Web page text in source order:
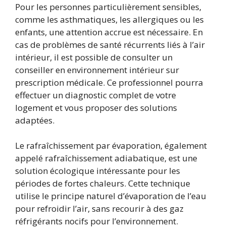
Pour les personnes particulièrement sensibles,
comme les asthmatiques, les allergiques ou les
enfants, une attention accrue est nécessaire. En
cas de problèmes de santé récurrents liés à l’air
intérieur, il est possible de consulter un
conseiller en environnement intérieur sur
prescription médicale. Ce professionnel pourra
effectuer un diagnostic complet de votre
logement et vous proposer des solutions
adaptées.
Le rafraîchissement par évaporation, également
appelé rafraîchissement adiabatique, est une
solution écologique intéressante pour les
périodes de fortes chaleurs. Cette technique
utilise le principe naturel d’évaporation de l’eau
pour refroidir l’air, sans recourir à des gaz
réfrigérants nocifs pour l’environnement.